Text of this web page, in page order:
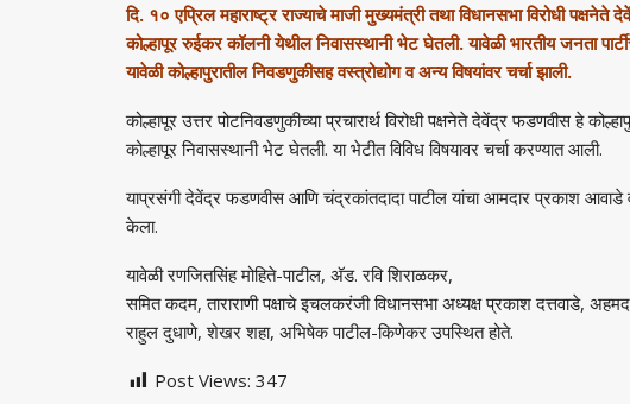
दि. १० एप्रिल महाराष्ट्र राज्याचे माजी मुख्यमंत्री तथा विधानसभा विरोधी
कोल्हापूर रुईकर कॉलनी येथील निवासस्थानी भेट घेतली. यावेळी भारतीय जनता
यावेळी कोल्हापुरातील निवडणुकीसह वस्त्रोद्योग व अन्य विषयांवर चर्चा झाली.
कोल्हापूर उत्तर पोटनिवडणुकीच्या प्रचारार्थ विरोधी पक्षनेते देवेंद्र फडणवीस हे
कोल्हापूर निवासस्थानी भेट घेतली. या भेटीत विविध विषयावर चर्चा करण्यात आली.
याप्रसंगी देवेंद्र फडणवीस आणि चंद्रकांतदादा पाटील यांचा आमदार प्रकाश आवाडे
केला.
यावेळी रणजितसिंह मोहिते-पाटील, अ‍ॅड. रवि शिराळकर,
समित कदम, ताराराणी पक्षाचे इचलकरंजी विधानसभा अध्यक्ष प्रकाश दत्तवाडे,
राहुल दुधाणे, शेखर शहा, अभिषेक पाटील-किणेकर उपस्थित होते.
Post Views: 347